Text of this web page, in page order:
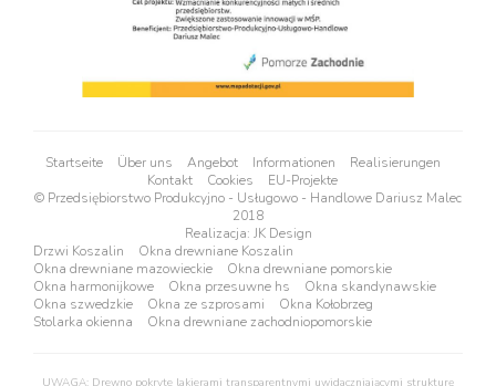
Startseite Über uns Angebot Informationen
Realisierungen
Kontakt
Cookies
EU-Projekte
© Przedsiębiorstwo Produkcyjno - Usługowo - Handlowe Dariusz Malec
2018
Realizacja: JK Design
Drzwi Koszalin
Okna drewniane Koszalin
Okna drewniane mazowieckie
Okna drewniane pomorskie
Okna harmonijkowe
Okna przesuwne hs
Okna skandynawskie
Okna szwedzkie
Okna ze szprosami
Okna Kołobrzeg
Stolarka okienna
Okna drewniane zachodniopomorskie